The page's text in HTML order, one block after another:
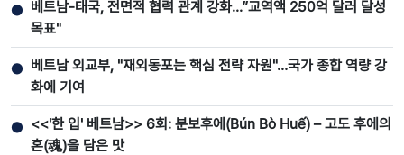
● 베트남-태국, 전면적 협력 관계 강화...”교역액 250억 달러 달성
목표"
● 베트남 외교부, "재외동포는 핵심 전략 자원"…국가 종합 역량 강
화에 기여
● <<'한 입' 베트남>> 6회: 분보후에(Bún Bò Huế) – 고도 후에의
혼(魂)을 담은 맛